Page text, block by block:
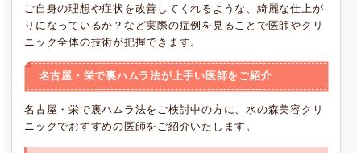
ご自身の理想や症状を改善してくれるような、綺麗な仕上が
りになっているか？など実際の症例を見ることで医師やクリ
ニック全体の技術が把握できます。
名古屋・栄で裏ハムラ法が上手い医師をご紹介
名古屋・栄で裏ハムラ法をご検討中の方に、水の森美容クリ
ニックでおすすめの医師をご紹介いたします。